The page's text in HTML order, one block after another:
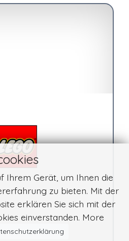
Ihrem Gerät, um Ihnen die
zu bieten. Mit der
erklären Sie sich mit der
einverstanden. More